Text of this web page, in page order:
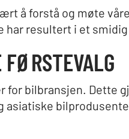
å forstå og møte
resultert i et
FØRSTEVALG
for bilbransjen. Dette
asiatiske